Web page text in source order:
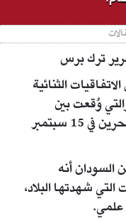
ترك برس
الثنائية
وُقعت بين
إسرائيل والإمارات العربية المتحدة والبحرين في 15 سبتمبر
السودان أنه
شهدتها البلاد،
علمي.